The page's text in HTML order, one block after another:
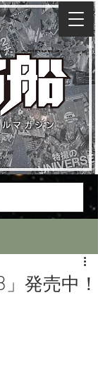
マガジン
発売中！